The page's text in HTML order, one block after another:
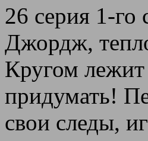
26 серия 1-
Джордж,
Кругом лежит
придумать!
свои следы,